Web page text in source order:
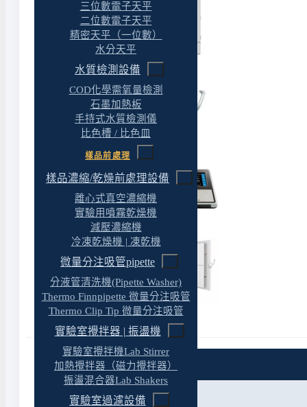
三位數電子天平
二位數電子天平
精密天平（一位數）
水分天平
水質檢測設備
COD化學需氧量檢測
石墨加熱板
手持式水質檢測儀
比色槽 / 比色皿
樣品前處理
樣品濃縮/乾燥前處理設備
離心式真空濃縮機
實驗用噴霧乾燥機
減壓濃縮機
冷凍乾燥機 | 凍乾機
微量分注吸管pipette
分液管清洗機(Pipette Washer)
Thermo Finnpipette 微量分注吸管
Thermo Clip Tip 微量分注吸管
實驗室攪拌器 | 振盪機
實驗室攪拌機Lab Stirrer
加熱攪拌器（磁力攪拌器）
振盪混合器Lab Shakers
實驗室過濾設備
特色
規格